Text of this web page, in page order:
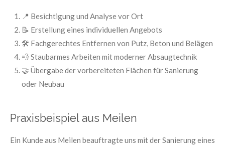
📍 Besichtigung und Analyse vor Ort
📝 Erstellung eines individuellen Angebots
🛠️ Fachgerechtes Entfernen von Putz, Beton und Belägen
💨 Staubarmes Arbeiten mit moderner Absaugtechnik
🤝 Übergabe der vorbereiteten Flächen für Sanierung
oder Neubau
Praxisbeispiel aus Meilen
Ein Kunde aus Meilen beauftragte uns mit der Sanierung eines